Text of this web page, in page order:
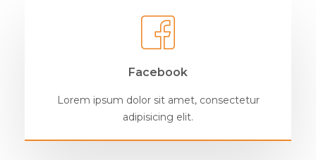
Facebook
Lorem ipsum dolor sit amet, consectetur
adipisicing elit.